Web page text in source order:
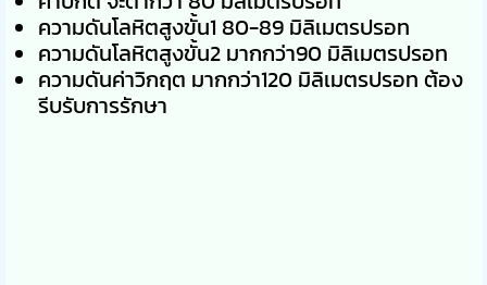
ความดันโลหิตสูงขั้น1 80-89 มิลิเมตรปรอท
ความดันโลหิตสูงขั้น2 มากกว่า90 มิลิเมตรปรอท
ความดันค่าวิกฤต มากกว่า120 มิลิเมตรปรอท ต้อง
รีบรับการรักษา